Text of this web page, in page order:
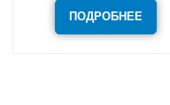
ПОДРОБНЕЕ